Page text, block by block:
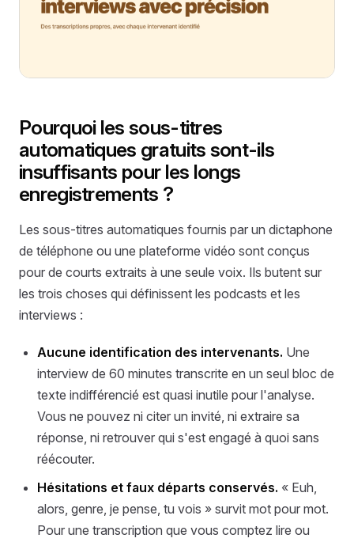
Pourquoi les sous-titres
automatiques gratuits sont-ils
insuffisants pour les longs
enregistrements ?
Les sous-titres automatiques fournis par un dictaphone
de téléphone ou une plateforme vidéo sont conçus
pour de courts extraits à une seule voix. Ils butent sur
les trois choses qui définissent les podcasts et les
interviews :
Aucune identification des intervenants. Une
interview de 60 minutes transcrite en un seul bloc de
texte indifférencié est quasi inutile pour l'analyse.
Vous ne pouvez ni citer un invité, ni extraire sa
réponse, ni retrouver qui s'est engagé à quoi sans
réécouter.
Hésitations et faux départs conservés. « Euh,
alors, genre, je pense, tu vois » survit mot pour mot.
Pour une transcription que vous comptez lire ou